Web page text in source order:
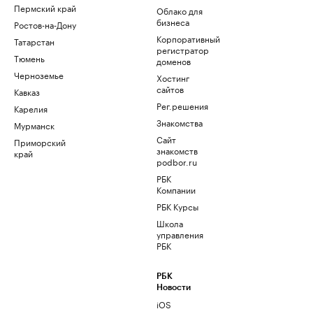
Пермский край
Ростов-на-Дону
Татарстан
Тюмень
Черноземье
Кавказ
Карелия
Мурманск
Приморский
край
Облако для
бизнеса
Корпоративный
регистратор
доменов
Хостинг
сайтов
Рег.решения
Знакомства
Сайт
знакомств
podbor.ru
РБК
Компании
РБК Курсы
Школа
управления
РБК
РБК
Новости
iOS